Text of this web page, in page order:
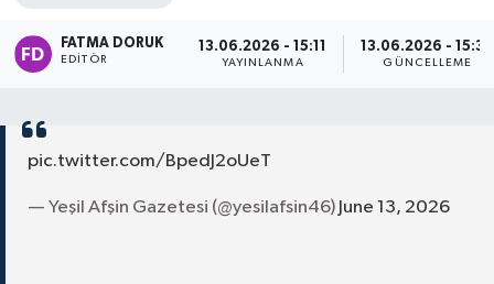
FATMA DORUK
EDITÖR
13.06.2026 - 15:11
YAYINLANMA
13.06.2026 - 15:36
GÜNCELLEME
pic.twitter.com/BpedJ2oUeT
— Yeşil Afşin Gazetesi (@yesilafsin46) June 13, 2026